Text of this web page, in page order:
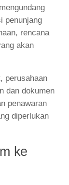
penunjang
rencana
akan
perusahaan
dan dokumen
penawaran
diperlukan
ke